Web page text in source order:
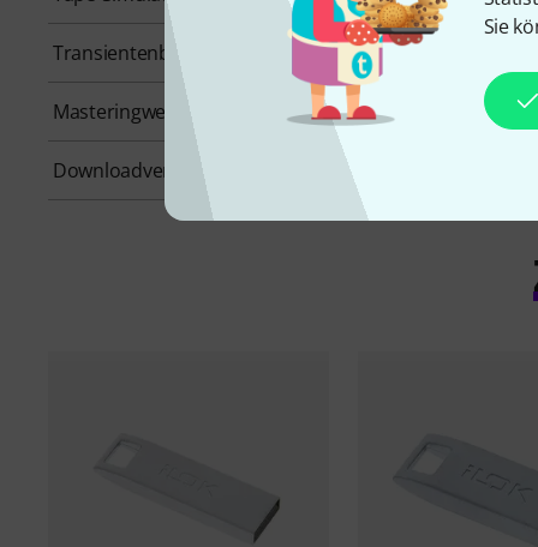
Sie
Transientenbearbeitung
Masteringwerkzeug Nein
Downloadversion